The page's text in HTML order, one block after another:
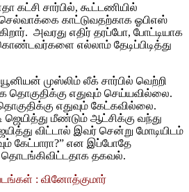
கட்சி சார்பில், கூட்டணியில்
காட்டுவதற்காக ஓபிஎஸ்
அவரது எதிர் தரப்போ, போட்டியாக
எல்லாம் தேடிப்பிடித்து
முஸ்லிம் லீக் சார்பில் வெற்றி
தொகுதிக்கு எதுவும் செய்யவில்லை.
எதுவும் கேட்கவில்லை.
மீண்டும் ஆட்சிக்கு வந்து
விட்டால் இவர் சென்று மோடியிடம்
கேட்பாரா?” என இப்போதே
தொடங்கிவிட்டதாக தகவல்.
: வினோத்குமார்